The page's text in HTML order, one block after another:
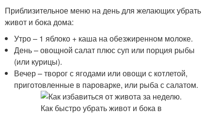
Приблизительное меню на день для желающих убрать
живот и бока дома:
Утро – 1 яблоко + каша на обезжиренном молоке.
День – овощной салат плюс суп или порция рыбы
(или курицы).
Вечер – творог с ягодами или овощи с котлетой,
приготовленные в пароварке, или рыба с салатом.